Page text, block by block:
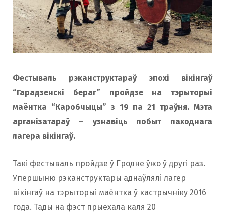
o r
Фестываль рэканструктараў эпохі вікінгаў
“Гарадзенскi бераг” пройдзе на тэрыторыі
маёнтка “Каробчыцы” з 19 па 21 траўня. Мэта
арганізатараў – узнавіць побыт паходнага
лагера вікінгаў.
Такі фестываль пройдзе ў Гродне ўжо ў другі раз.
Упершыню рэканструктары аднаўлялі лагер
вікінгаў на тэрыторыі маёнтка ў кастрычніку 2016
года. Тады на фэст прыехала каля 20